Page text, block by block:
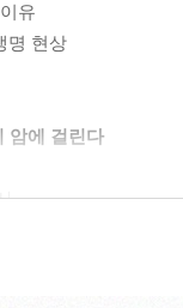
유
명 현상
암에 걸린다
들